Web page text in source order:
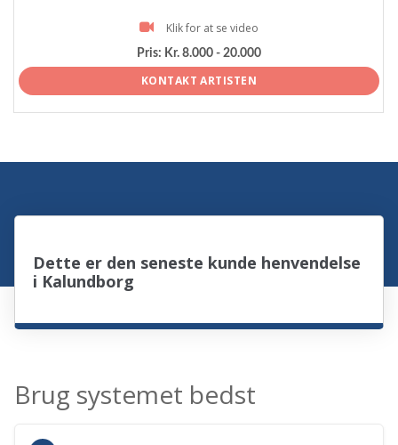
Klik for at se video
Pris: Kr. 8.000 - 20.000
KONTAKT ARTISTEN
Dette er den seneste kunde henvendelse
i Kalundborg
Brug systemet bedst